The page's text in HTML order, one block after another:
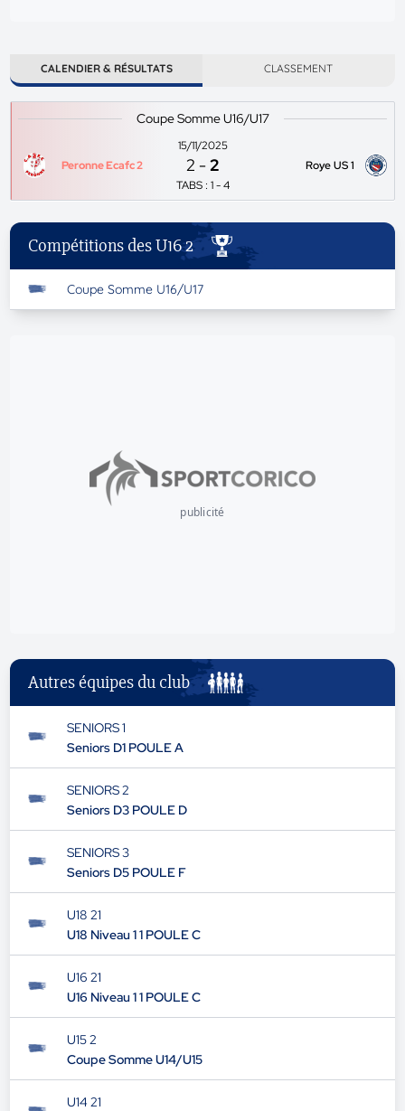
CALENDIER & RÉSULTATS CLASSEMENT
Coupe Somme U16/U17
Peronne Ecafc 2
15/11/2025
2 -2
TABS : 1 - 4
Roye US 1
Compétitions des U16 2
Coupe Somme U16/U17
publicité
Autres équipes du club
SENIORS 1
Seniors D1 POULE A
SENIORS 2
Seniors D3 POULE D
SENIORS 3
Seniors D5 POULE F
U18 21
U18 Niveau 1 1 POULE C
U16 21
U16 Niveau 1 1 POULE C
U15 2
Coupe Somme U14/U15
U14 21